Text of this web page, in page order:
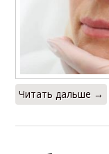
Читать дальше →